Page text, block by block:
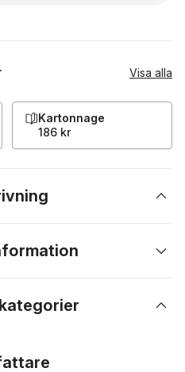
Visa alla
Kartonnage
186 kr